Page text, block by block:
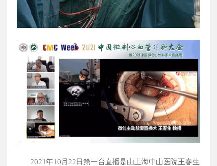
2021年10 月 22 日第一台直播是由上海中山医院王春生